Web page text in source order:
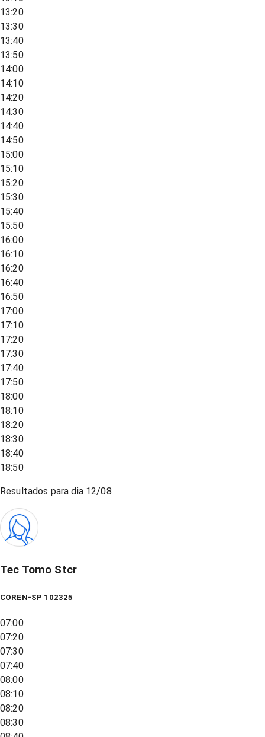
13:20
13:30
13:40
13:50
14:00
14:10
14:20
14:30
14:40
14:50
15:00
15:10
15:20
15:30
15:40
15:50
16:00
16:10
16:20
16:40
16:50
17:00
17:10
17:20
17:30
17:40
17:50
18:00
18:10
18:20
18:30
18:40
18:50
Resultados para dia 12/08
Tec Tomo Stcr
COREN-SP 102325
07:00
07:20
07:30
07:40
08:00
08:10
08:20
08:30